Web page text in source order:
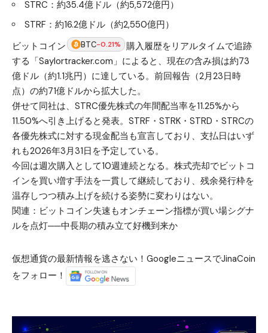
STRC：約35.4億ドル（約5,572億円）
STRF：約16.2億ドル（約2,550億円）
ビットコイン
BTC-0.21%
購入履歴をリアルタイムで追跡
する「Saylortracker.com」によると、現在の含み損は約73
億ドル（約1.1兆円）に達している。前回報告（2月23日時
点）の約71億ドルから拡大した。
併せて同社は、STRC優先株式の年間配当率を11.25%から
11.50%へ引き上げると発表。STRF・STRK・STRD・STRCの
各優先株式に対する現金配当も宣言しており、支払日はいず
れも2026年3月31日を予定している。
今回は週次購入として10週連続となる。株式売却でビットコ
インを買い増す手法を一貫して継続しており、残余発行枠を
温存しつつ積み上げを続ける姿勢に変わりはない。
関連： ビットコイン失速もオンチェーン指標が買い場シグナ
ルを点灯──中長期の積み立て好機到来か
仮想通貨の最新情報を逃さない！GoogleニュースでJinaCoin
をフォロー！